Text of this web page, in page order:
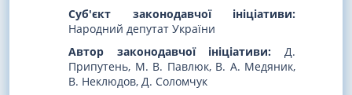
Суб'єкт законодавчої ініціативи:
Народний депутат України
Автор законодавчої ініціативи: Д.
Припутень, М. В. Павлюк, В. А. Медяник,
В. Неклюдов, Д. Соломчук